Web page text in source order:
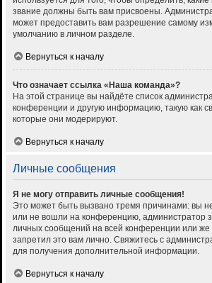
звание должны быть вам присвоены.
может предоставить вам разрешение самому
умолчанию в личном разделе.
Вернуться к началу
Что означает ссылка «Наша команда»?
На этой странице вы найдёте список
конференции и другую информацию, такую как
которые они модерируют.
Вернуться к началу
Личные сообщения
Я не могу отправить личные сообщения!
Это может быть вызвано тремя причинами: вы
или не вошли на конференцию, администратор
личных сообщений на всей конференции или же
запретил это вам лично. Свяжитесь с
для получения дополнительной информации.
Вернуться к началу